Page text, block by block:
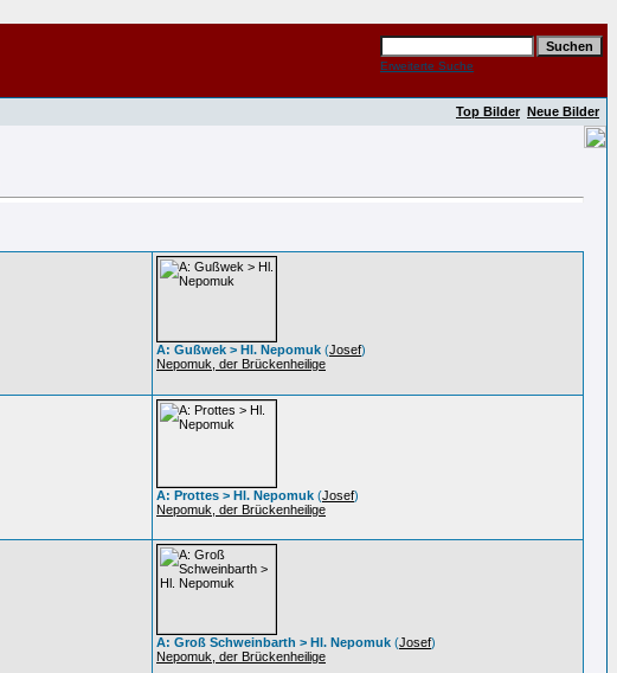
Erweiterte Suche
Top Bilder Neue Bilder
A: Gußwek > Hl. Nepomuk (Josef)
Nepomuk, der Brückenheilige
A: Prottes > Hl. Nepomuk (Josef)
Nepomuk, der Brückenheilige
A: Groß Schweinbarth > Hl. Nepomuk (Josef)
Nepomuk, der Brückenheilige